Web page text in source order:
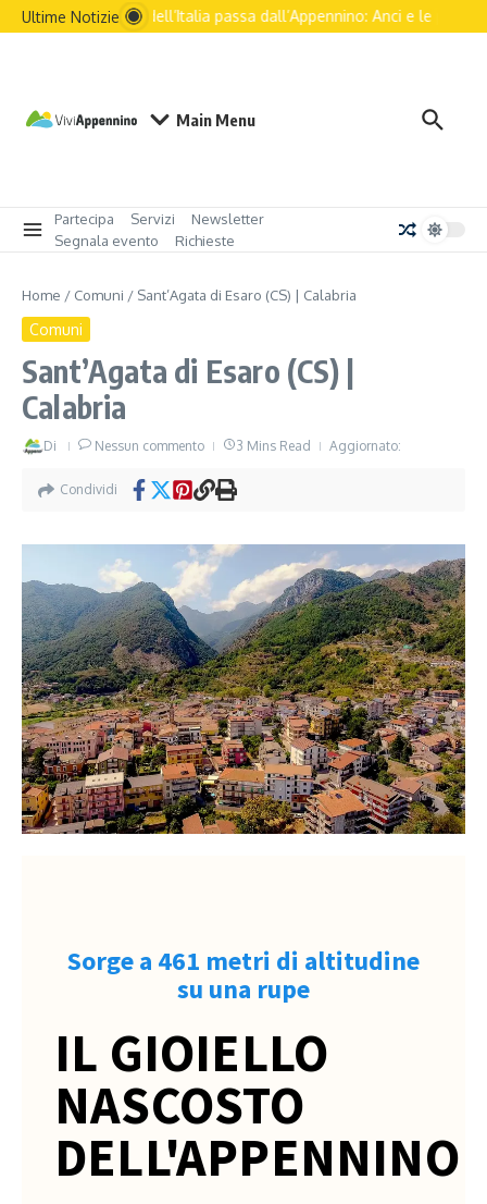
Ultime NotizieIl futuro dell’Italia passa dall’Appennino: Anci e le
Main Menu
Partecipa Servizi
Newsletter
Segnala evento
Richieste
Home / Comuni / Sant’Agata di Esaro (CS) | Calabria
Comuni
Sant’Agata di Esaro (CS) |
Calabria
Di Nessun commento 3 Mins Read Aggiornato:
Condividi
Sorge a 461 metri di altitudine
su una rupe
IL GIOIELLO
NASCOSTO
DELL'APPENNINO